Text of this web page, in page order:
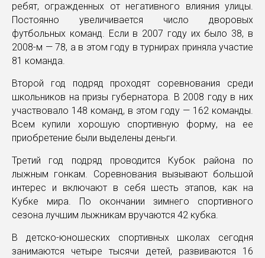
ребят, огражденных от негативного влияния улицы.
Постоянно увеличивается число дворовых
футбольных команд. Если в 2007 году их было 38, в
2008-м — 78, а в этом году в турнирах приняла участие
81 команда.
Второй год подряд проходят соревнования среди
школьников на призы губернатора. В 2008 году в них
участвовало 148 команд, в этом году — 162 команды.
Всем купили хорошую спортивную форму, на ее
приобретение были выделены деньги.
Третий год подряд проводится Кубок района по
лыжным гонкам. Соревнования вызывают большой
интерес и включают в себя шесть этапов, как на
Кубке мира. По окончании зимнего спортивного
сезона лучшим лыжникам вручаются 42 кубка.
В детско-юношеских спортивных школах сегодня
занимаются четыре тысячи детей, развиваются 16